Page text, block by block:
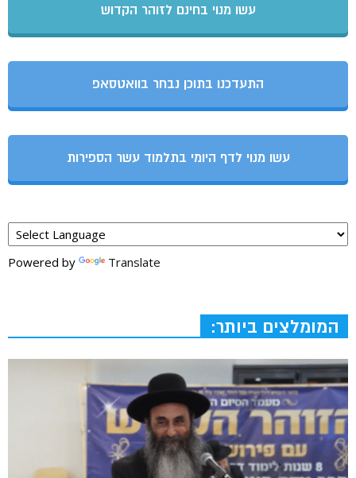
עשו מנוי בחינם לזוהר הקדוש
התעדכנו בתוכן נבחר בוואטסאפ
עשו מנוי לדף היומי בתלמוד עשר הספירות
Powered by Translate
המומלצים ביותר: